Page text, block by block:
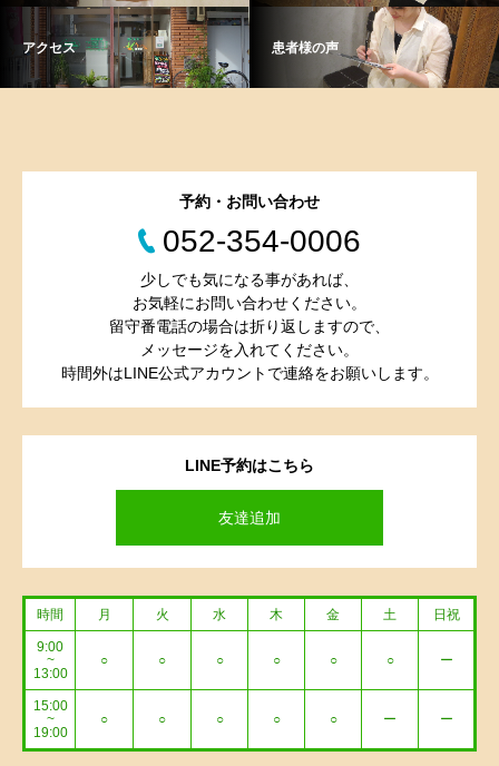
アクセス 患者様の声
LINE予約はこちら
友達追加
予約・お問い合わせ
052-354-0006
少しでも気になる事があれば、
お気軽にお問い合わせください。
留守番電話の場合は折り返しますので、
メッセージを入れてください。
時間外はLINE公式アカウントで連絡をお願いします。
時間 月 火 水 木 金 土 日祝
9:00
~
13:00
○ ○ ○ ○ ○ ○ ー
15:00
~
19:00
○ ○ ○ ○ ○ ー ー